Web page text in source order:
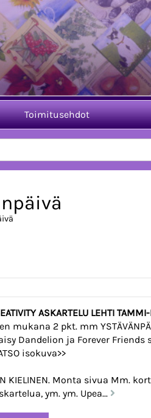
Toimitusehdot
ASKARTELU LEHTI
mukana 2 pkt. mm
Dandelion ja Forever Friends
isokuva>>
KIELINEN. Monta sivua Mm.
ym. ym. Upea...